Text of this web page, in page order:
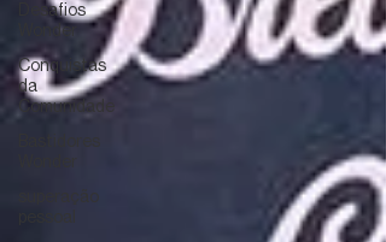
Desafios
Wonder
Conquistas
da
Comunidade
superação